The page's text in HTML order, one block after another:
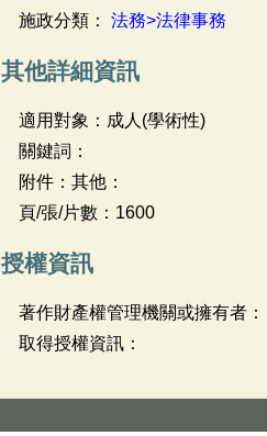
施政分類： 法務>法律事務
其他詳細資訊
適用對象：成人(學術性)
關鍵詞：
附件：其他：
頁/張/片數：1600
授權資訊
著作財產權管理機關或擁有者：
取得授權資訊：